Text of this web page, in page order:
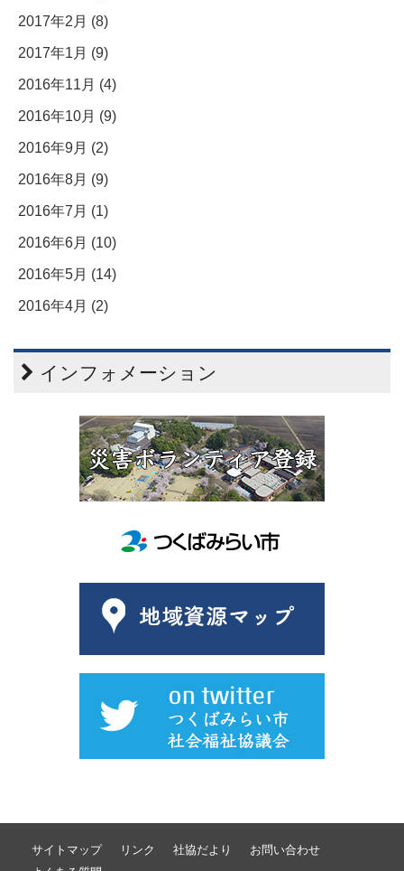
2017年2月 (8)
2017年1月 (9)
2016年11月 (4)
2016年10月 (9)
2016年9月 (2)
2016年8月 (9)
2016年7月 (1)
2016年6月 (10)
2016年5月 (14)
2016年4月 (2)
インフォメーション
サイトマップ リンク 社協だより
お問い合わせ